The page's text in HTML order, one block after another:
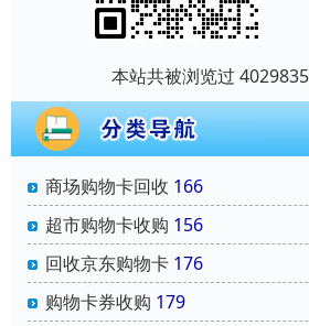
本站共被浏览过
商场购物卡回收 166
超市购物卡收购 156
回收京东购物卡 176
购物卡券收购 179